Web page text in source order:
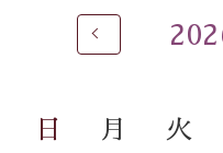
・9月5日(土) 20:00〜
・9月12日(土) 20:00〜
・9月26日(土) 19:00〜
日 月 火